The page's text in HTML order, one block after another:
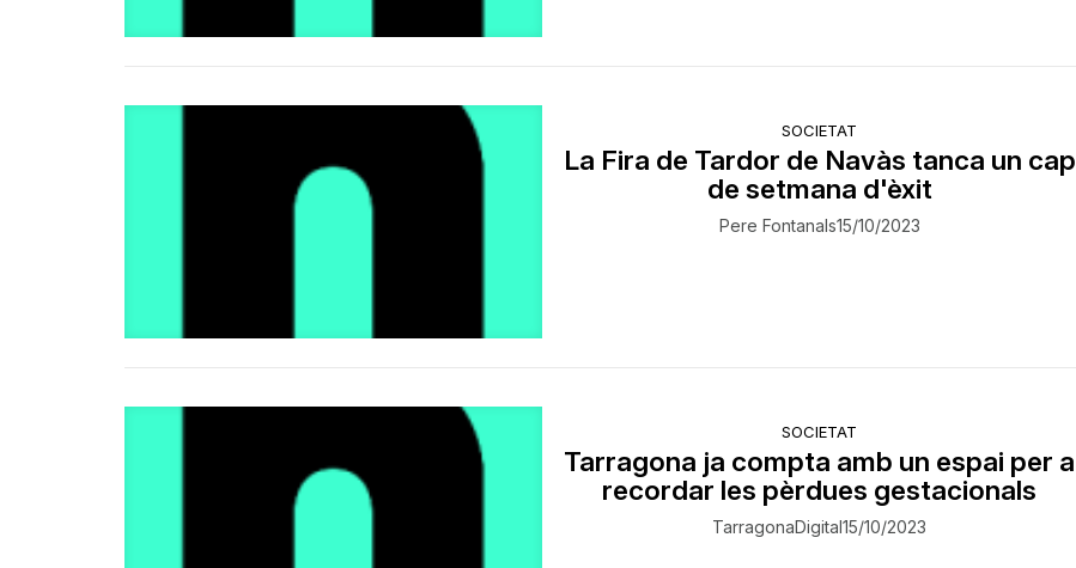
SOCIETAT
La Fira de Tardor de Navàs tanca un cap
de setmana d'èxit
Pere Fontanals15/10/2023
SOCIETAT
Tarragona ja compta amb un espai per a
recordar les pèrdues gestacionals
TarragonaDigital15/10/2023